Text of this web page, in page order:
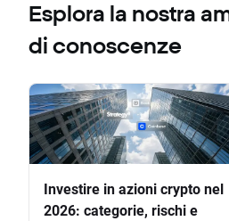
Esplora la nostra
di conoscenze
Investire in azioni crypto nel
2026: categorie, rischi e